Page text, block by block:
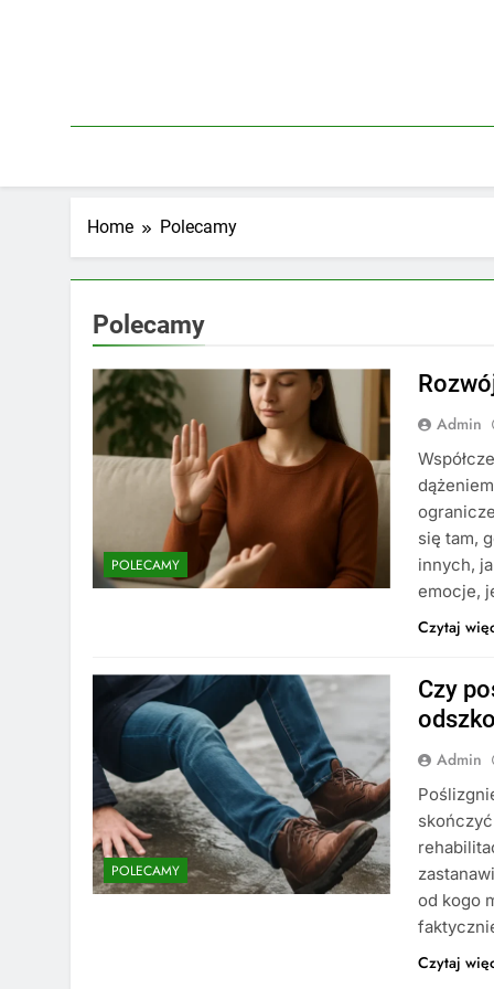
Home Polecamy
Polecamy
POLECAMY
Admin
się tam,
innych,
emocje,
Czytaj
POLECAMY
Czy
Admin
od kogo
Czytaj